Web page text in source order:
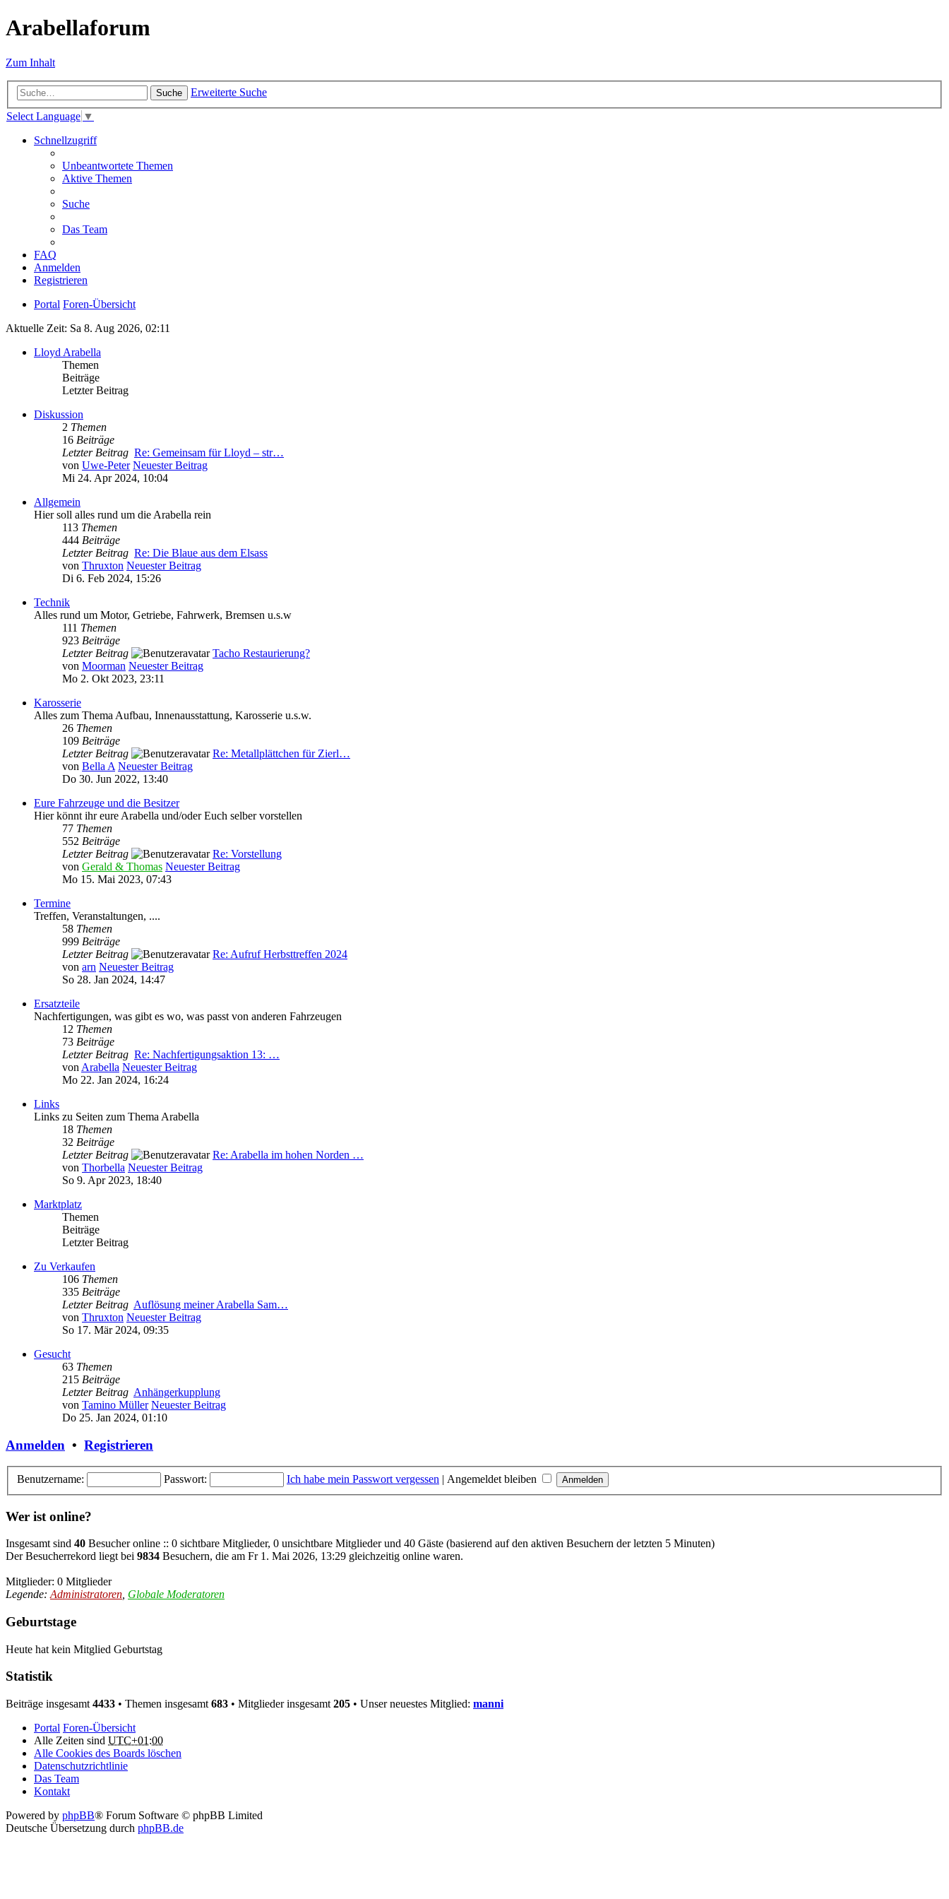
Arabellaforum
Zum Inhalt
Suche
Erweiterte Suche
Select Language ▼
Schnellzugriff
Unbeantwortete Themen
Aktive Themen
Suche
Das Team
FAQ
Anmelden
Registrieren
Portal Foren-Übersicht
Aktuelle Zeit: Sa 8. Aug 2026, 02:11
Lloyd Arabella
Themen
Beiträge
Letzter Beitrag
Diskussion
2 Themen
16 Beiträge
Letzter Beitrag Re: Gemeinsam für Lloyd – str…
von Uwe-Peter Neuester Beitrag
Mi 24. Apr 2024, 10:04
Allgemein
Hier soll alles rund um die Arabella rein
113 Themen
444 Beiträge
Letzter Beitrag Re: Die Blaue aus dem Elsass
von Thruxton Neuester Beitrag
Di 6. Feb 2024, 15:26
Technik
Alles rund um Motor, Getriebe, Fahrwerk, Bremsen u.s.w
111 Themen
923 Beiträge
Letzter Beitrag
Tacho Restaurierung?
von Moorman Neuester Beitrag
Mo 2. Okt 2023, 23:11
Karosserie
Alles zum Thema Aufbau, Innenausstattung, Karosserie u.s.w.
26 Themen
109 Beiträge
Letzter Beitrag
Re: Metallplättchen für Zierl…
von Bella A Neuester Beitrag
Do 30. Jun 2022, 13:40
Eure Fahrzeuge und die Besitzer
Hier könnt ihr eure Arabella und/oder Euch selber vorstellen
77 Themen
552 Beiträge
Letzter Beitrag
Re: Vorstellung
von Gerald & Thomas Neuester Beitrag
Mo 15. Mai 2023, 07:43
Termine
Treffen, Veranstaltungen, ....
58 Themen
999 Beiträge
Letzter Beitrag
Re: Aufruf Herbsttreffen 2024
von arn Neuester Beitrag
So 28. Jan 2024, 14:47
Ersatzteile
Nachfertigungen, was gibt es wo, was passt von anderen Fahrzeugen
12 Themen
73 Beiträge
Letzter Beitrag Re: Nachfertigungsaktion 13: …
von Arabella Neuester Beitrag
Mo 22. Jan 2024, 16:24
Links
Links zu Seiten zum Thema Arabella
18 Themen
32 Beiträge
Letzter Beitrag
Re: Arabella im hohen Norden …
von Thorbella Neuester Beitrag
So 9. Apr 2023, 18:40
Marktplatz
Themen
Beiträge
Letzter Beitrag
Zu Verkaufen
106 Themen
335 Beiträge
Letzter Beitrag Auflösung meiner Arabella Sam…
von Thruxton Neuester Beitrag
So 17. Mär 2024, 09:35
Gesucht
63 Themen
215 Beiträge
Letzter Beitrag Anhängerkupplung
von Tamino Müller Neuester Beitrag
Do 25. Jan 2024, 01:10
Anmelden • Registrieren
Benutzername: Passwort: Ich habe mein Passwort vergessen | Angemeldet bleiben
Wer ist online?
Insgesamt sind 40 Besucher online :: 0 sichtbare Mitglieder, 0 unsichtbare Mitglieder und 40 Gäste (basierend auf den aktiven Besuchern der letzten 5 Minuten)
Der Besucherrekord liegt bei 9834 Besuchern, die am Fr 1. Mai 2026, 13:29 gleichzeitig online waren.
Mitglieder: 0 Mitglieder
Legende: Administratoren Globale Moderatoren
Geburtstage
Heute hat kein Mitglied Geburtstag
Statistik
Beiträge insgesamt 4433 • Themen insgesamt 683 • Mitglieder insgesamt 205 • Unser neuestes Mitglied: manni
Portal Foren-Übersicht
Alle Zeiten sind UTC+01:00
Alle Cookies des Boards löschen
Datenschutzrichtlinie
Das Team
Kontakt
Powered by phpBB® Forum Software © phpBB Limited
Deutsche Übersetzung durch phpBB.de